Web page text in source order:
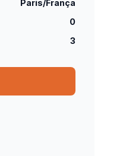
Paris/França
0
3